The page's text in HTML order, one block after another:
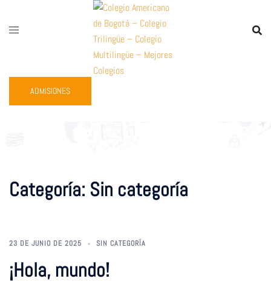
ADMISIONES
Categoría: Sin categoría
23 DE JUNIO DE 2025 SIN CATEGORÍA
¡Hola, mundo!